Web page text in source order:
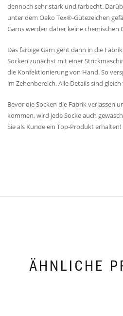
dennoch sehr stark und farbecht.
unter dem Oeko Tex®-Gütezeichen
Garns werden daher keine chemischen
Das farbige Garn geht dann in die
Socken zunächst mit einer
die Konfektionierung von Hand. So
im Zehenbereich. Alle Details sind
Bevor die Socken die Fabrik verlassen
kommen, wird jede Socke auch
Sie als Kunde ein Top-Produkt erhalten!
ÄHNLICHE